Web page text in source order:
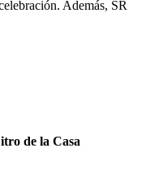
Además, SR
de la Casa